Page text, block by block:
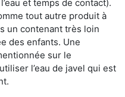
et temps de contact).
tout autre produit à
un contenant très loin
des enfants. Une
sur le
l’eau de javel qui est